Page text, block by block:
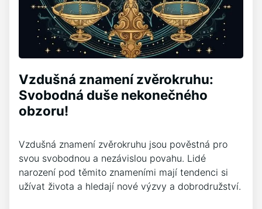
Vzdušná znamení zvěrokruhu:
Svobodná duše nekonečného
obzoru!
Vzdušná znamení zvěrokruhu jsou pověstná pro
svou svobodnou a nezávislou povahu. Lidé
narození pod těmito znameními mají tendenci si
užívat života a hledají nové výzvy a dobrodružství.